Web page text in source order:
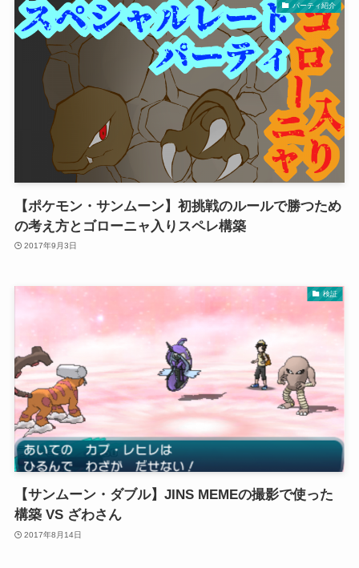
パーティ紹介
【ポケモン・サンムーン】初挑戦のルールで勝つため
の考え方とゴローニャ入りスペレ構築
2017年9月3日
検証
【サンムーン・ダブル】JINS MEMEの撮影で使った
構築 VS ざわさん
2017年8月14日